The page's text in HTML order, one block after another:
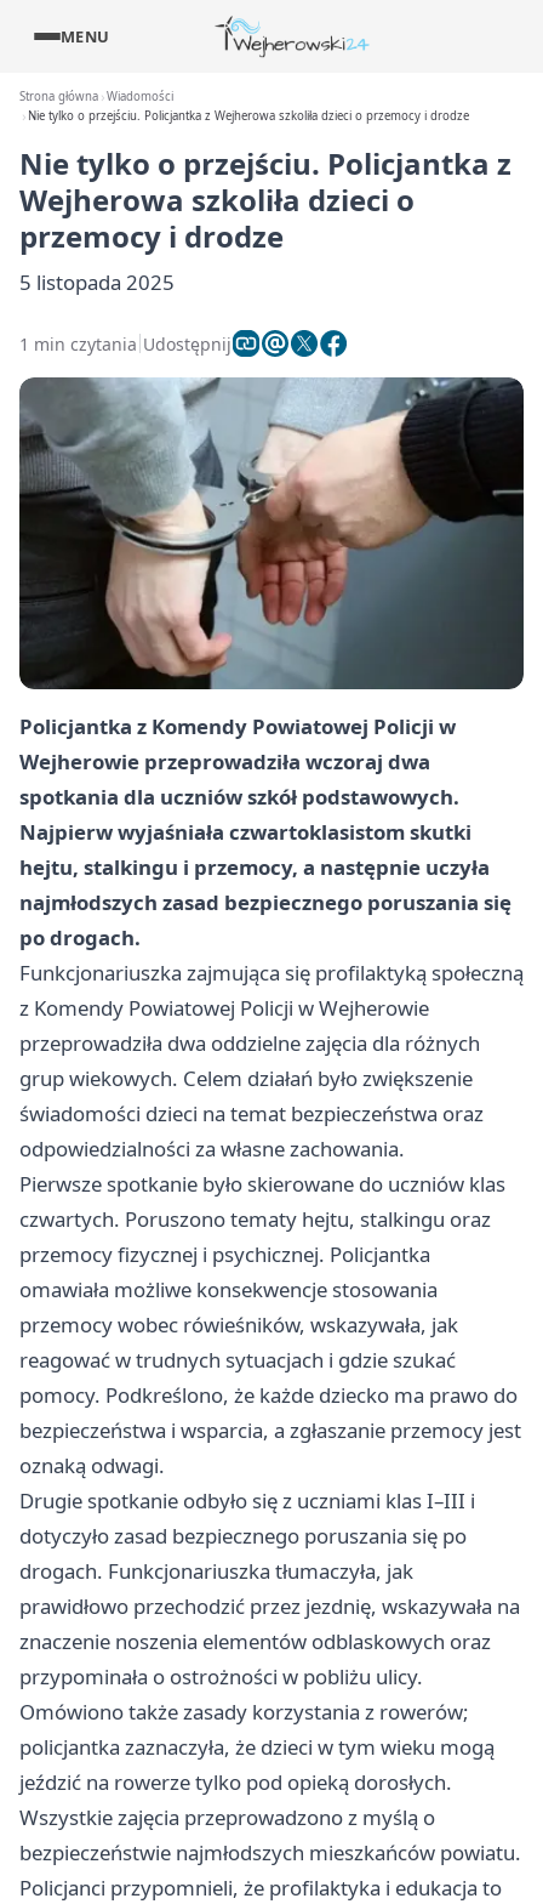
MENU
Strona główna Wiadomości
Nie tylko o przejściu. Policjantka z Wejherowa szkoliła dzieci o przemocy i drodze
Nie tylko o przejściu. Policjantka z
Wejherowa szkoliła dzieci o
przemocy i drodze
5 listopada 2025
1 min czytania Udostępnij
Policjantka z Komendy Powiatowej Policji w
Wejherowie przeprowadziła wczoraj dwa
spotkania dla uczniów szkół podstawowych.
Najpierw wyjaśniała czwartoklasistom skutki
hejtu, stalkingu i przemocy, a następnie uczyła
najmłodszych zasad bezpiecznego poruszania się
po drogach.
Funkcjonariuszka zajmująca się profilaktyką społeczną
z Komendy Powiatowej Policji w Wejherowie
przeprowadziła dwa oddzielne zajęcia dla różnych
grup wiekowych. Celem działań było zwiększenie
świadomości dzieci na temat bezpieczeństwa oraz
odpowiedzialności za własne zachowania.
Pierwsze spotkanie było skierowane do uczniów klas
czwartych. Poruszono tematy hejtu, stalkingu oraz
przemocy fizycznej i psychicznej. Policjantka
omawiała możliwe konsekwencje stosowania
przemocy wobec rówieśników, wskazywała, jak
reagować w trudnych sytuacjach i gdzie szukać
pomocy. Podkreślono, że każde dziecko ma prawo do
bezpieczeństwa i wsparcia, a zgłaszanie przemocy jest
oznaką odwagi.
Drugie spotkanie odbyło się z uczniami klas I–III i
dotyczyło zasad bezpiecznego poruszania się po
drogach. Funkcjonariuszka tłumaczyła, jak
prawidłowo przechodzić przez jezdnię, wskazywała na
znaczenie noszenia elementów odblaskowych oraz
przypominała o ostrożności w pobliżu ulicy.
Omówiono także zasady korzystania z rowerów;
policjantka zaznaczyła, że dzieci w tym wieku mogą
jeździć na rowerze tylko pod opieką dorosłych.
Wszystkie zajęcia przeprowadzono z myślą o
bezpieczeństwie najmłodszych mieszkańców powiatu.
Policjanci przypomnieli, że profilaktyka i edukacja to